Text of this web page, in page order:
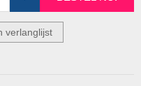
verlanglijst